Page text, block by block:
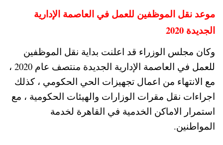
موعد نقل الموظفين للعمل في العاصمة الإدارية
الجديدة 2020
وكان مجلس الوزراء قد اعلنت بداية نقل الموظفين
للعمل في العاصمة الإدارية الجديدة منتصف عام 2020 ،
مع الانتهاء من اعمال تجهيزات الحي الحكومي ، كذلك
اجراءات نقل مقرات الوزارات والهيئات الحكومية ، مع
استمرار الاماكن الخدمية في القاهرة لخدمة
المواطنين.